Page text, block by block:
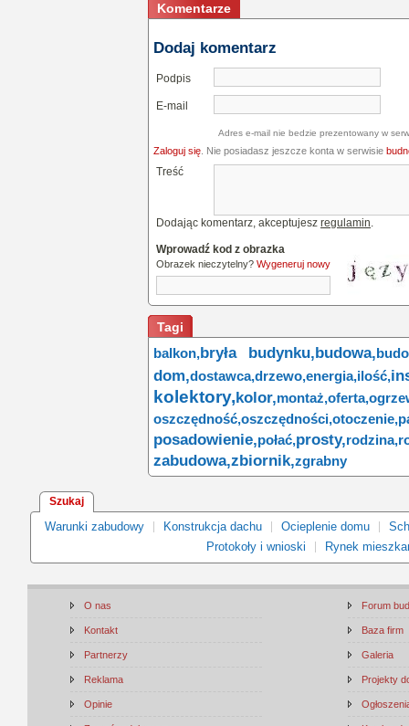
Komentarze
Dodaj komentarz
Podpis
E-mail
Adres e-mail nie bedzie prezentowany w
Zaloguj się . Nie posiadasz jeszcze konta w serwisie
Treść
Dodając komentarz, akceptujesz regulamin.
Wprowadź kod z obrazka
Obrazek nieczytelny? Wygeneruj nowy
Tagi
balkon,bryła budynku, budowa,
dom,dostawca,drzewo,energia,ilość,
kolektory, kolor,montaż,oferta,
oszczędność,oszczędności,otoczenie,
posadowienie,połać,prosty,rodzina,
zabudowa,zbiornik,zgrabny
Szukaj
Warunki zabudowy Konstrukcja dachu Ocieplenie domu
Protokoły i wnioski
Rynek
O nas
Kontakt
Partnerzy
Reklama
Opinie
Forum
Baza firm
Galeria
Projekty